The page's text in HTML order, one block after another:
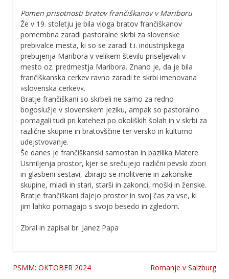
Pomen prisotnosti bratov frančiškanov v Mariboru
Že v 19. stoletju je bila vloga bratov frančiškanov
pomembna zaradi pastoralne skrbi za slovenske
prebivalce mesta, ki so se zaradi t.i. industrijskega
prebujenja Maribora v velikem številu priseljevali v
mesto oz. predmestja Maribora. Znano je, da je bila
frančiškanska cerkev ravno zaradi te skrbi imenovana
»slovenska cerkev«.
Bratje frančiškani so skrbeli ne samo za redno
bogoslužje v slovenskem jeziku, ampak so pastoralno
pomagali tudi pri katehezi po okoliških šolah in v skrbi za
različne skupine in bratovščine ter versko in kulturno
udejstvovanje.
Še danes je frančiškanski samostan in bazilika Matere
Usmiljenja prostor, kjer se srečujejo različni pevski zbori
in glasbeni sestavi, zbirajo se molitvene in zakonske
skupine, mladi in stari, starši in zakonci, moški in ženske.
Bratje frančiškani dajejo prostor in svoj čas za vse, ki
jim lahko pomagajo s svojo besedo in zgledom.
Zbral in zapisal br. Janez Papa
PSMM: OKTOBER 2024 Romanje v Salzburg